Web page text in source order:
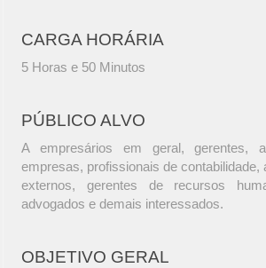
CARGA HORÁRIA
5 Horas e 50 Minutos
PÚBLICO ALVO
A empresários em geral, gerentes,
empresas, profissionais de contabilidade,
externos, gerentes de recursos
advogados e demais interessados.
OBJETIVO GERAL